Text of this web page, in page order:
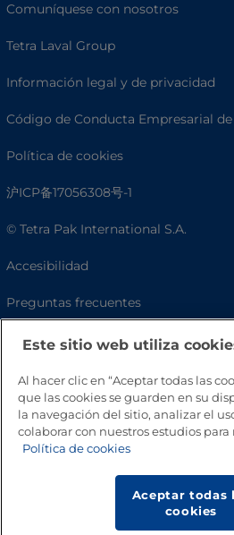
Comuníquese con nosotros
Tetra Laval Group
Información legal y de privacidad
Código de Conducta Empresarial de
Política de cookies
沪ICP备17056308号-1
© Tetra Pak International S.A.
Accesibilidad
Preguntas frecuentes
Este sitio web utiliza
Al hacer clic en “Aceptar todas las
que las cookies se guarden en su
la navegación del sitio, analizar el
colaborar con nuestros estudios
Política de cookies
Aceptar todas
cookies